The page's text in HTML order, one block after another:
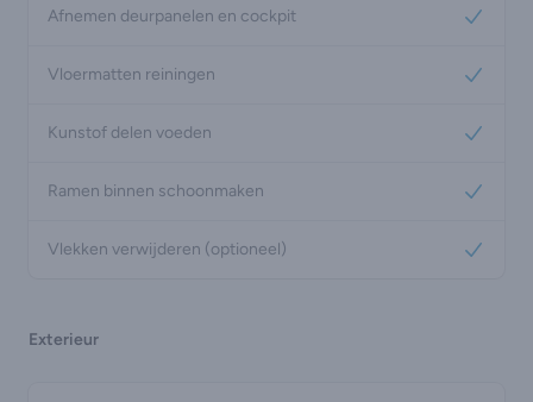
Afnemen deurpanelen en cockpit
Vloermatten reiningen
Kunstof delen voeden
Ramen binnen schoonmaken
Vlekken verwijderen (optioneel)
Exterieur